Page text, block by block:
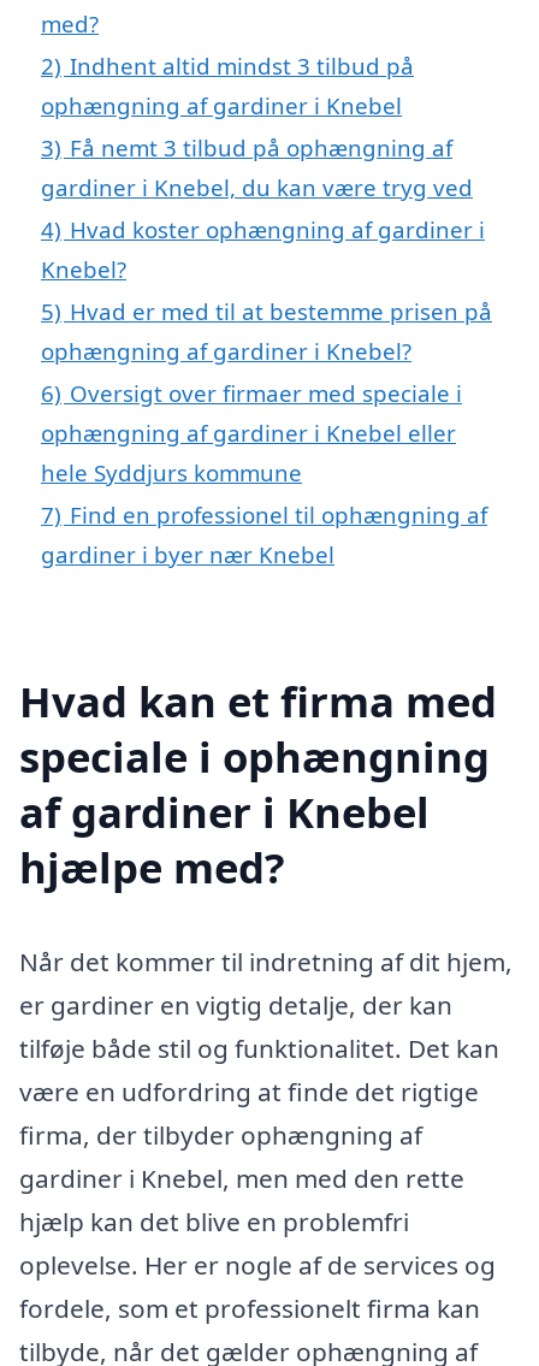
med?
2) Indhent altid mindst 3 tilbud på
ophængning af gardiner i Knebel
3) Få nemt 3 tilbud på ophængning af
gardiner i Knebel, du kan være tryg ved
4) Hvad koster ophængning af gardiner i
Knebel?
5) Hvad er med til at bestemme prisen på
ophængning af gardiner i Knebel?
6) Oversigt over firmaer med speciale i
ophængning af gardiner i Knebel eller
hele Syddjurs kommune
7) Find en professionel til ophængning af
gardiner i byer nær Knebel
Hvad kan et firma med
speciale i ophængning
af gardiner i Knebel
hjælpe med?
Når det kommer til indretning af dit hjem,
er gardiner en vigtig detalje, der kan
tilføje både stil og funktionalitet. Det kan
være en udfordring at finde det rigtige
firma, der tilbyder ophængning af
gardiner i Knebel, men med den rette
hjælp kan det blive en problemfri
oplevelse. Her er nogle af de services og
fordele, som et professionelt firma kan
tilbyde, når det gælder ophængning af